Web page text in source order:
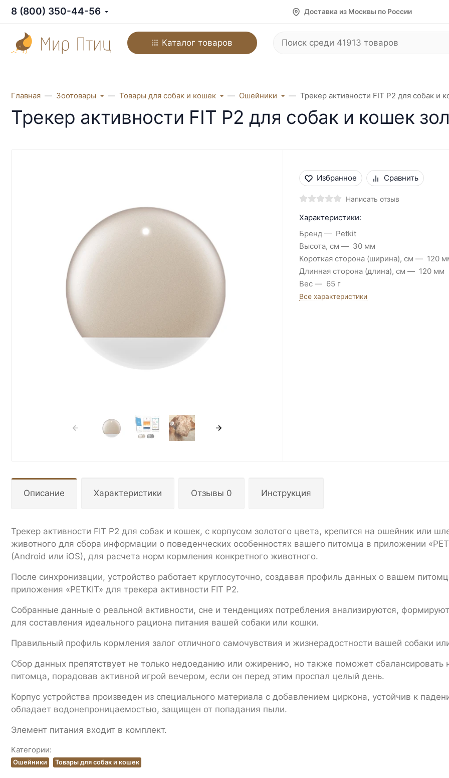
8 (800) 350-44-56 Доставка из Москвы по России
Каталог товаров
Главная Зоотовары Товары для собак и кошек Ошейники Трекер активности FIT P2 для собак и
Трекер активности FIT P2 для собак и кошек
Избранное Сравнить
Написать отзыв
Характеристики:
Бренд
Petkit
Высота, см
30 мм
Короткая сторона (ширина), см
120
Длинная сторона (длина), см
120 мм
Вес
65 г
Все характеристики
Описание Характеристики Отзывы 0 Инструкция
Трекер активности FIT P2 для собак и кошек, с корпусом золотого цвета, крепится на ошейник или
животного для сбора информации о поведенческих особенностях вашего питомца в приложении
(Android или iOS), для расчета норм кормления конкретного животного.
После синхронизации, устройство работает круглосуточно, создавая профиль данных о вашем
приложения «PETKIT» для трекера активности FIT P2.
Собранные данные о реальной активности, сне и тенденциях потребления анализируются,
для составления идеального рациона питания вашей собаки или кошки.
Правильный профиль кормления залог отличного самочувствия и жизнерадостности вашей собаки
Сбор данных препятствует не только недоеданию или ожирению, но также поможет сбалансировать
питомца, порадовав активной игрой вечером, если он перед этим проспал целый день.
Корпус устройства произведен из специального материала с добавлением циркона, устойчив к
обладает водонепроницаемостью, защищен от попадания пыли.
Элемент питания входит в комплект.
Категории:
Ошейники Товары для собак и кошек